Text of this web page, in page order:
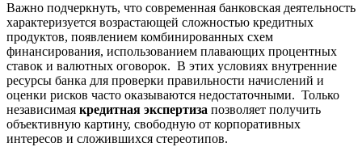
Важно подчеркнуть, что современная банковская деятельность
характеризуется возрастающей сложностью кредитных
продуктов, появлением комбинированных схем
финансирования, использованием плавающих процентных
ставок и валютных оговорок. В этих условиях внутренние
ресурсы банка для проверки правильности начислений и
оценки рисков часто оказываются недостаточными. Только
независимая кредитная экспертиза позволяет получить
объективную картину, свободную от корпоративных
интересов и сложившихся стереотипов.